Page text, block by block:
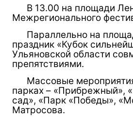
В 13.00 на площади
Межрегионального
Параллельно на
праздник «Кубок
Ульяновской области
препятствиями.
Массовые
парках – «Прибрежный»,
сад», «Парк «Победы»,
Матросова.